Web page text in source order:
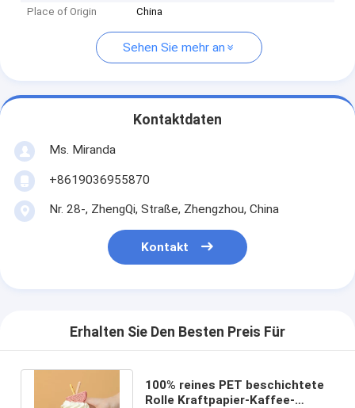
Place of Origin
China
Sehen Sie mehr an
Kontaktdaten
Ms. Miranda
+8619036955870
Nr. 28-, ZhengQi, Straße, Zhengzhou, China
Kontakt
Erhalten Sie Den Besten Preis Für
100% reines PET beschichtete
Rolle Kraftpapier-Kaffee-